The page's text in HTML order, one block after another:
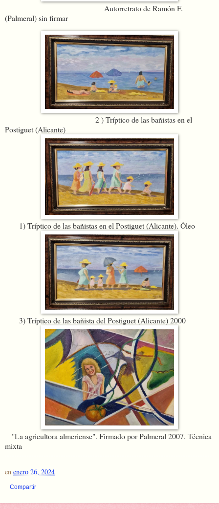
Autorretrato de Ramón F.
(Palmeral) sin firmar
2 ) Tríptico de las bañistas en el
Postiguet (Alicante)
1) Tríptico de las bañistas en el Postiguet (Alicante). Óleo
3) Tríptico de las bañista del Postiguet (Alicante) 2000
"La agricultora almeriense". Firmado por Palmeral 2007. Técnica
mixta
en enero 26, 2024
Compartir